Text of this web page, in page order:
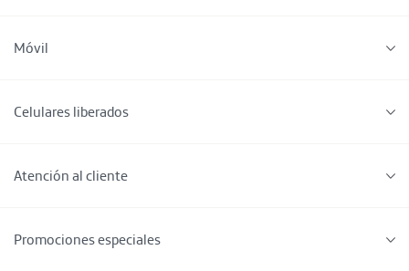
Móvil
Celulares liberados
Atención al cliente
Promociones especiales